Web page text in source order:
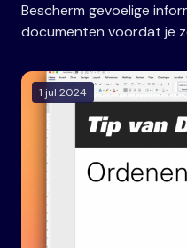
Bescherm gevoelige
documenten voordat je
1 jul 2024